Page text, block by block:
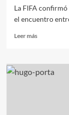
La FIFA
el encuentro
Leer másLeer
La
FIFA